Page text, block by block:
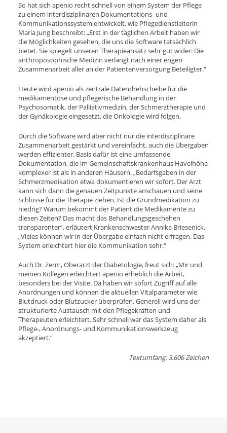
So hat sich apenio recht schnell von einem System der Pflege
zu einem interdisziplinären Dokumentations- und
Kommunikationssystem entwickelt, wie Pflegedienstleiterin
Maria Jung beschreibt: „Erst in der täglichen Arbeit haben wir
die Möglichkeiten gesehen, die uns die Software tatsächlich
bietet. Sie spiegelt unseren Therapieansatz sehr gut wider: Die
anthroposophische Medizin verlangt nach einer engen
Zusammenarbeit aller an der Patientenversorgung Beteiligter.“
Heute wird apenio als zentrale Datendrehscheibe für die
medikamentöse und pflegerische Behandlung in der
Psychosomatik, der Palliativmedizin, der Schmerztherapie und
der Gynäkologie eingesetzt, die Onkologie wird folgen.
Durch die Software wird aber nicht nur die interdisziplinäre
Zusammenarbeit gestärkt und vereinfacht, auch die Übergaben
werden effizienter. Basis dafür ist eine umfassende
Dokumentation, die im Gemeinschaftskrankenhaus Havelhöhe
komplexer ist als in anderen Häusern. „Bedarfsgaben in der
Schmerzmedikation etwa dokumentieren wir sofort. Der Arzt
kann sich dann die genauen Zeitpunkte anschauen und seine
Schlüsse für die Therapie ziehen. Ist die Grundmedikation zu
niedrig? Warum bekommt der Patient die Medikamente zu
diesen Zeiten? Das macht das Behandlungsgeschehen
transparenter“, erläutert Krankenschwester Annika Briesenick.
„Vieles können wir in der Übergabe einfach nicht erfragen. Das
System erleichtert hier die Kommunikation sehr.“
Auch Dr. Zerm, Oberarzt der Diabetologie, freut sich: „Mir und
meinen Kollegen erleichtert apenio erheblich die Arbeit,
besonders bei der Visite. Da haben wir sofort Zugriff auf alle
Anordnungen und können die aktuellen Vitalparameter wie
Blutdruck oder Blutzucker überprüfen. Generell wird uns der
strukturierte Austausch mit den Pflegekräften und
Therapeuten erleichtert. Sehr schnell war das System daher als
Pflege-, Anordnungs- und Kommunikationswerkzeug
akzeptiert.“
Textumfang: 3.606 Zeichen